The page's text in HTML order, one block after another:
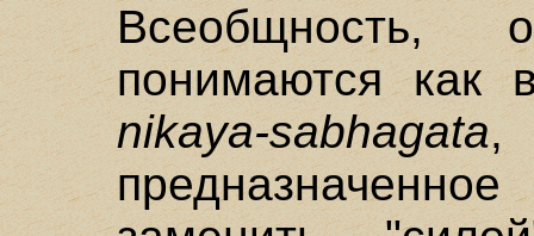
понимаются как
nikaya-sabhagata